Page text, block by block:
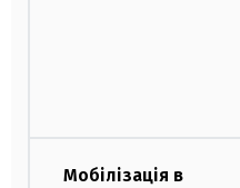
Мобілізація в